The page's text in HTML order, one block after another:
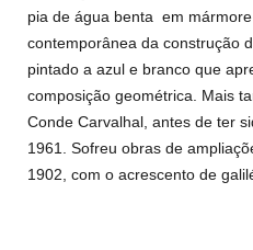
pia de água benta em
contemporânea da construção
pintado a azul e branco que
composição geométrica. Mais
Conde Carvalhal, antes de ter
1961. Sofreu obras de
1902, com o acrescento de